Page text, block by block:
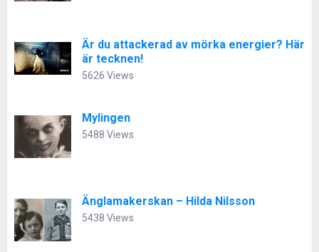
Är du attackerad av mörka energier? Här
är tecknen!
5626 Views
Mylingen
5488 Views
Änglamakerskan – Hilda Nilsson
5438 Views